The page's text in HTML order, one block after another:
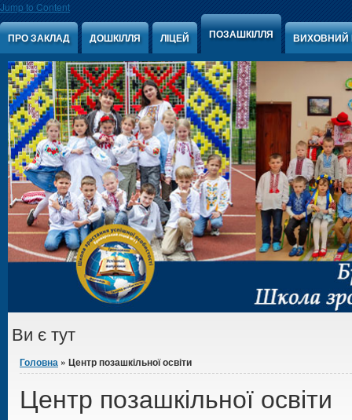
Jump to Content
ПРО ЗАКЛАД ДОШКІЛЛЯ ЛІЦЕЙ ПОЗАШКІЛЛЯ ВИХОВНИЙ
Ви є тут
Головна » Центр позашкільної освіти
Центр позашкільної освіти